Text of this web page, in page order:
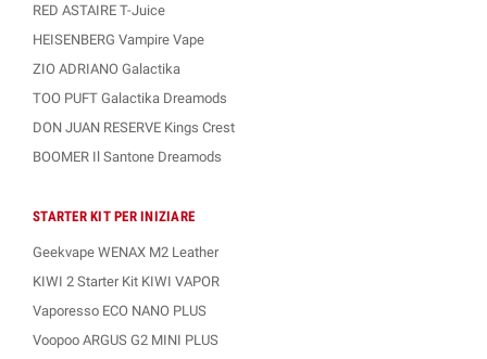
RED ASTAIRE T-Juice
HEISENBERG Vampire Vape
ZIO ADRIANO Galactika
TOO PUFT Galactika Dreamods
DON JUAN RESERVE Kings Crest
BOOMER Il Santone Dreamods
STARTER KIT PER INIZIARE
Geekvape WENAX M2 Leather
KIWI 2 Starter Kit KIWI VAPOR
Vaporesso ECO NANO PLUS
Voopoo ARGUS G2 MINI PLUS